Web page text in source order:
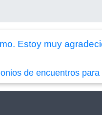
Estoy muy
de encuentros